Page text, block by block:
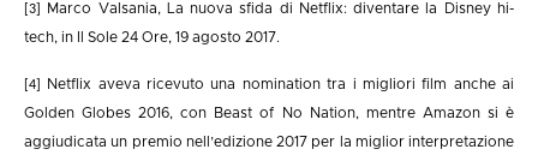
[3]
Marco Valsania, La nuova sfida di Netflix: diventare la Disney hi-
tech, in Il Sole 24 Ore, 19 agosto 2017.
[4]
Netflix aveva ricevuto una nomination tra i migliori film anche ai
Golden Globes 2016, con Beast of No Nation, mentre Amazon si è
aggiudicata un premio nell’edizione 2017 per la miglior interpretazione